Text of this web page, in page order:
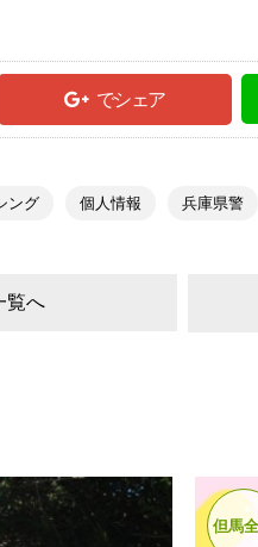
でシェア
ング 個人情報 兵庫県警
覧へ
但馬